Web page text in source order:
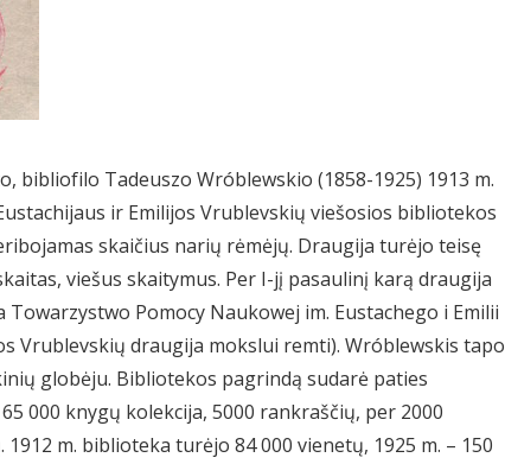
bibliofilo Tadeuszo Wróblewskio (1858-1925) 1913 m.
ir Emilijos Vrublevskių viešosios bibliotekos
skaičius narių rėmėjų. Draugija turėjo teisę
viešus skaitymus. Per I-jį pasaulinį karą draugija
Pomocy Naukowej im. Eustachego i Emilii
Vrublevskių draugija mokslui remti). Wróblewskis tapo
globėju. Bibliotekos pagrindą sudarė paties
000 knygų kolekcija, 5000 rankraščių, per 2000
m. biblioteka turėjo 84 000 vienetų, 1925 m. – 150